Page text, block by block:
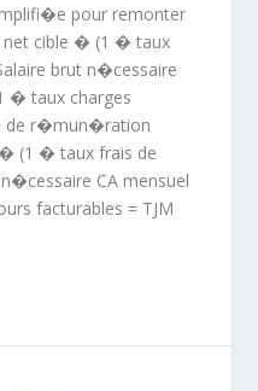
pour remonter
net cible � (1 � taux
brut n�cessaire
� taux charges
de r�mun�ration
(1 � taux frais de
CA mensuel
facturables = TJM